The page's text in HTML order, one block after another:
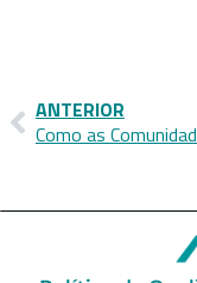
ANTERIOR